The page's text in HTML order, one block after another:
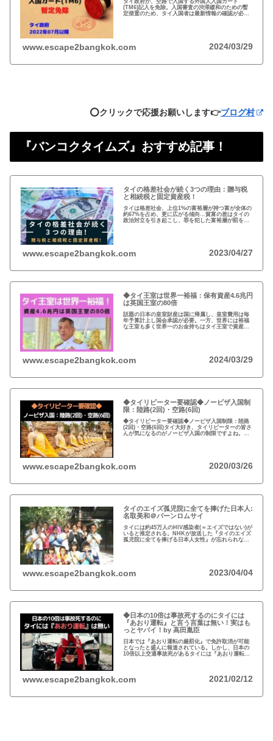
タイ政府が、空路で入国する外国人入国カード
(TM6)記入を免除。入国審査の渋滞緩和のための暫
定措置のため、タイ入国者は最新情報の確認が必
www.escape2bangkok.com 2024/03/29
⭕️クリックで応援お願いします👉ブログ村
『バンコクタイムズ』おすすめ記事！
タイの格差社会が続く3つの理由：贈与税
と相続税と固定資産税！
タイは格差社会、上位1%の富裕層が持つ富が全体の
約67%を占め、更に広がる傾向…貧富の差はタイの
政治対立を引き起こし、罪を犯した富裕層が罰を免
www.escape2bangkok.com 2023/04/27
◆タイ王室は世界一裕福：保有資産4.6兆円
は英国王室の80倍
話題の日本の皇室財産は国に帰属し、皇室費用は毎
年予算計上し国会承認が必要。一方、世界には裕福
な王室も多く世界一のお金持ちはタイ王室で資産は
www.escape2bangkok.com 2024/03/29
◆タイリピーター要確認◆ノービザ入国制
限：陸路(2回)・空路(6回)
◆タイリピーター要確認◆ノービザ入国制限：陸路
(2回)・空路(6回)タイ大好き、タイリピーターの皆さ
んが気になるのがノービザ入国の制限ですよね。近
www.escape2bangkok.com 2020/03/26
タイのエイズ孤児院に全てを捧げた日本人:
名取美和＠バーンロムサイ
タイには約45万人のHIV感染者(＝エイズではない)が
いると推定される。NHKが放送した『タイのエイズ
孤児院に全てを捧げる日本人女性』が忘れられな
www.escape2bangkok.com 2023/04/04
◆日本の10倍は事故死するのにタイには
『あおり運転』と言う言葉は無い！実はも
っとヤバイ！by 高田胤臣
日本では『あおり運転の厳罰化』で免許取消が可能
となったと盛んに報道されている。しかし、日本の
10倍以上交通事故死があるタイには『あおり運転』
www.escape2bangkok.com 2021/02/12